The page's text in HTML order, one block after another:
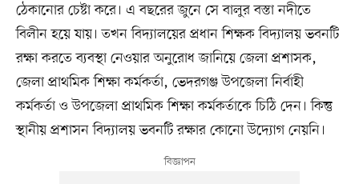
ঠেকানোর চেষ্টা করে। এ বছরের জুনে সে বালুর বস্তা নদীতে
বিলীন হয়ে যায়। তখন বিদ্যালয়ের প্রধান শিক্ষক বিদ্যালয় ভবনটি
রক্ষা করতে ব্যবস্থা নেওয়ার অনুরোধ জানিয়ে জেলা প্রশাসক,
জেলা প্রাথমিক শিক্ষা কর্মকর্তা, ভেদরগঞ্জ উপজেলা নির্বাহী
কর্মকর্তা ও উপজেলা প্রাথমিক শিক্ষা কর্মকর্তাকে চিঠি দেন। কিন্তু
স্থানীয় প্রশাসন বিদ্যালয় ভবনটি রক্ষার কোনো উদ্যোগ নেয়নি।